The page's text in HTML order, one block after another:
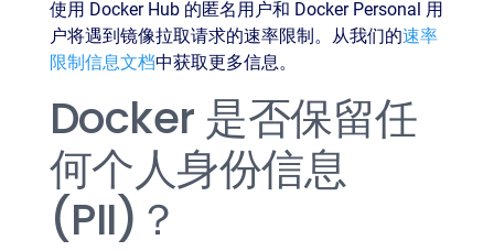
使用 Docker Hub 的匿名用户和 Docker Personal 用
户将遇到镜像拉取请求的速率限制。从我们的速率
限制信息文档中获取更多信息。
Docker 是否保留任
何个人身份信息
(PII)？